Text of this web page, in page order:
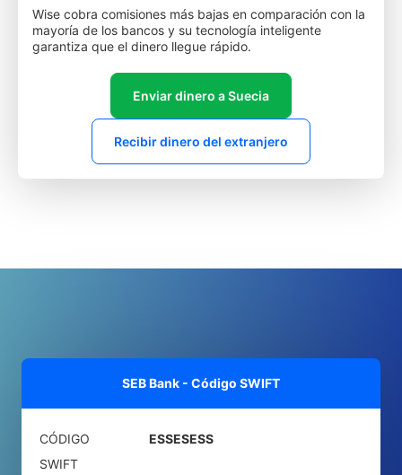
Wise cobra comisiones más bajas en comparación con la
mayoría de los bancos y su tecnología inteligente
garantiza que el dinero llegue rápido.
Enviar dinero a Suecia
Recibir dinero del extranjero
SEB Bank - Código SWIFT
CÓDIGO
SWIFT
ESSESESS